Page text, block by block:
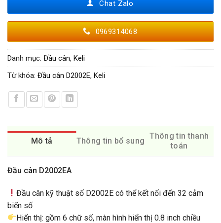
Chat Zalo
0969314068
Danh mục: Đầu cân, Keli
Từ khóa: Đầu cân D2002E, Keli
Mô tả Thông tin bổ sung
Thông tin thanh
toán
Đầu cân D2002EA
Đầu cân kỹ thuật số D2002E có thể kết nối đến 32 cảm
biến số
Hiển thị: gồm 6 chữ số, màn hình hiển thị 0.8 inch chiều